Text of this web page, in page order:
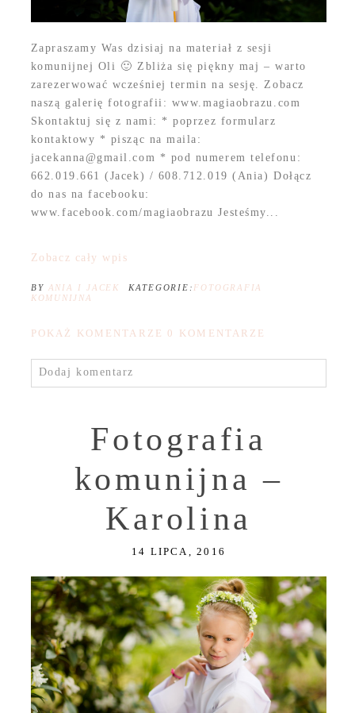
Zapraszamy Was dzisiaj na materiał z sesji
komunijnej Oli 🙂 Zbliża się piękny maj – warto
zarezerwować wcześniej termin na sesję. Zobacz
naszą galerię fotografii: www.magiaobrazu.com
Skontaktuj się z nami: * poprzez formularz
kontaktowy * pisząc na maila:
jacekanna@gmail.com * pod numerem telefonu:
662.019.661 (Jacek) / 608.712.019 (Ania) Dołącz
do nas na facebooku:
www.facebook.com/magiaobrazu Jesteśmy...
Zobacz cały wpis
BY ANIA I JACEK KATEGORIE: FOTOGRAFIA
KOMUNIJNA
POKAŻ KOMENTARZE 0 KOMENTARZE
Dodaj komentarz
Fotografia
komunijna –
Karolina
14 LIPCA, 2016